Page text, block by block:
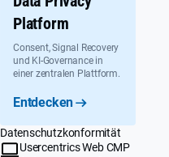
Platform
Consent, Signal Recovery
und KI-Governance in
einer zentralen Plattform.
Entdecken
Datenschutzkonformität
Usercentrics Web CMP